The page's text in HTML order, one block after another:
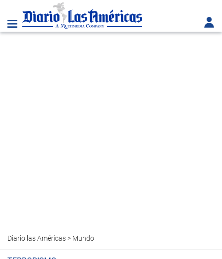
Diario las Américas> Mundo